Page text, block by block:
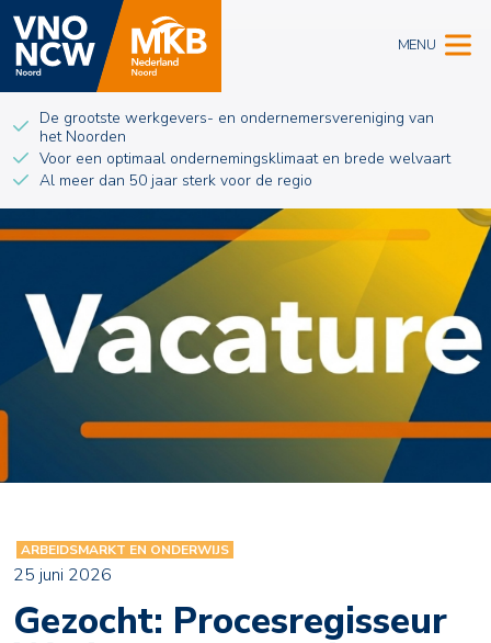
MENU
De grootste werkgevers- en ondernemersvereniging van
het Noorden
Voor een optimaal ondernemingsklimaat en brede welvaart
Al meer dan 50 jaar sterk voor de regio
ARBEIDSMARKT EN ONDERWIJS
25 juni 2026
Gezocht: Procesregisseur